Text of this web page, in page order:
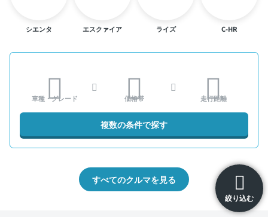
絞り込む
シエンタ エスクァイア ライズ C-HR
車種・グレード 価格帯 走行距離
複数の条件で探す
すべてのクルマを見る